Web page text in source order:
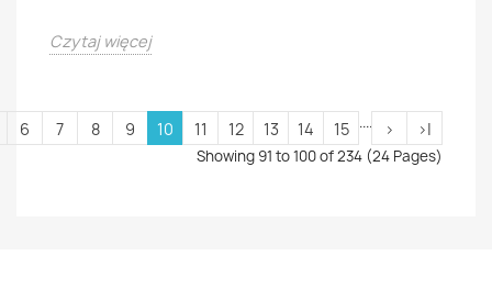
Czytaj więcej
6 7 8 9 10 11 12 13 14 15 .... > >|
Showing 91 to 100 of 234 (24 Pages)